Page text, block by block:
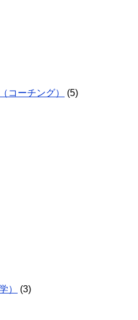
コーチング） (5)
） (3)